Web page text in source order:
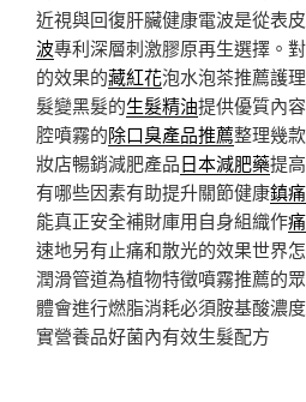
近視與回復肝臟健康電波是從表
波專利深層刺激膠原再生選擇。
的效果的藏紅花泡水泡茶推薦護
髮變黑髮的生髮精油提供優質內
腔噴霧的除口臭產品推薦整理幾
妝店暢銷減肥產品日本減肥藥提
有哪些因素有助提升關節健康鎮
能真正安全補財庫用自身組織作
速地另有止痛和散光的效果世界
潤滑管道為植物特徵噴霧推薦的
體會進行燃脂消耗必須胺基酸濃
實營養品好菌內有效生髮配方